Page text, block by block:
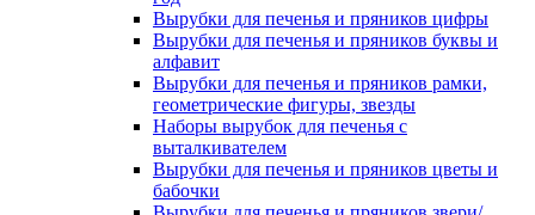
Вырубки для печенья и пряников цифры
Вырубки для печенья и пряников буквы и
алфавит
Вырубки для печенья и пряников рамки,
геометрические фигуры, звезды
Наборы вырубок для печенья с
выталкивателем
Вырубки для печенья и пряников цветы и
бабочки